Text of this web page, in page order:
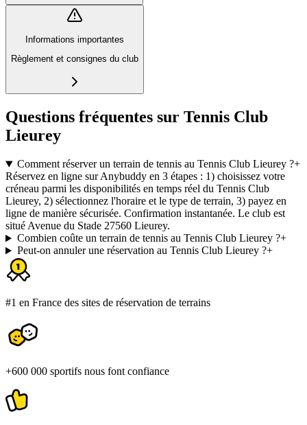
Informations importantes
Règlement et consignes du club
Questions fréquentes sur Tennis Club
Lieurey
Comment réserver un terrain de tennis au Tennis Club Lieurey ?+
Réservez en ligne sur Anybuddy en 3 étapes : 1) choisissez votre
créneau parmi les disponibilités en temps réel du Tennis Club
Lieurey, 2) sélectionnez l'horaire et le type de terrain, 3) payez en
ligne de manière sécurisée. Confirmation instantanée. Le club est
situé Avenue du Stade 27560 Lieurey.
Combien coûte un terrain de tennis au Tennis Club Lieurey ?+
Peut-on annuler une réservation au Tennis Club Lieurey ?+
#1 en France des sites de réservation de terrains
+600 000 sportifs nous font confiance